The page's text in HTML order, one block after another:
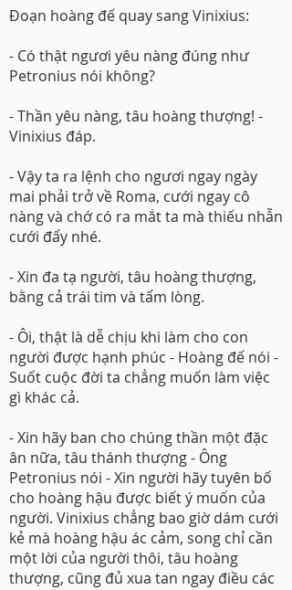
Đoạn hoàng đế quay sang Vinixius:
- Có thật ngươi yêu nàng đúng như
Petronius nói không?
- Thần yêu nàng, tâu hoàng thượng! -
Vinixius đáp.
- Vậy ta ra lệnh cho ngươi ngay ngày
mai phải trở về Roma, cưới ngay cô
nàng và chớ có ra mắt ta mà thiếu nhẫn
cưới đấy nhé.
- Xin đa tạ người, tâu hoàng thượng,
bằng cả trái tim và tấm lòng.
- Ôi, thật là dễ chịu khi làm cho con
người được hạnh phúc - Hoàng đế nói -
Suốt cuộc đời ta chẳng muốn làm việc
gì khác cả.
- Xin hãy ban cho chúng thần một đặc
ân nữa, tâu thánh thượng - Ông
Petronius nói - Xin người hãy tuyên bố
cho hoàng hậu được biết ý muốn của
người. Vinixius chẳng bao giờ dám cưới
kẻ mà hoàng hậu ác cảm, song chỉ cần
một lời của người thôi, tâu hoàng
thượng, cũng đủ xua tan ngay điều các